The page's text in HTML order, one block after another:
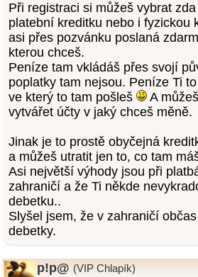
Při registraci si můžeš vybrat
platební kreditku nebo i fyzickou
asi přes pozvánku poslaná
kterou chceš.
Peníze tam vkládáš přes svojí
poplatky tam nejsou. Peníze Ti
ve který to tam pošleš
A
vytvářet účty v jaký chceš měně.
Jinak je to prostě obyčejná
a můžeš utratit jen to, co tam
Asi největší výhody jsou při
zahraničí a že Ti někde
debetku..
Slyšel jsem, že v zahraničí
debetky.
p!p@ (VIP Chlapík)